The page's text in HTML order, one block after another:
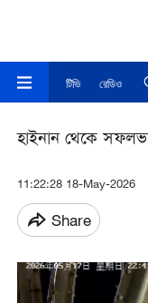
টিভি রেডিও
হাইনান থেকে
11:22:28 18-May-2026
Share